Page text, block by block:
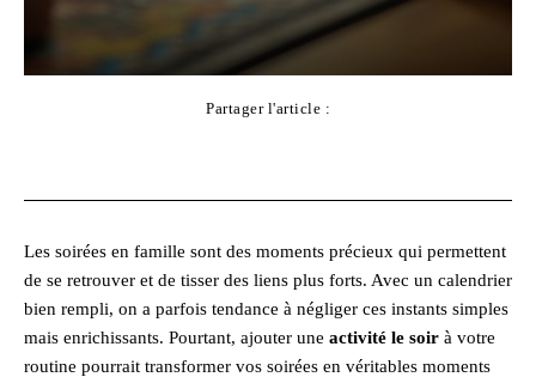
Partager l'article :
Les soirées en famille sont des moments précieux qui permettent
de se retrouver et de tisser des liens plus forts. Avec un calendrier
bien rempli, on a parfois tendance à négliger ces instants simples
mais enrichissants. Pourtant, ajouter une activité le soir à votre
routine pourrait transformer vos soirées en véritables moments